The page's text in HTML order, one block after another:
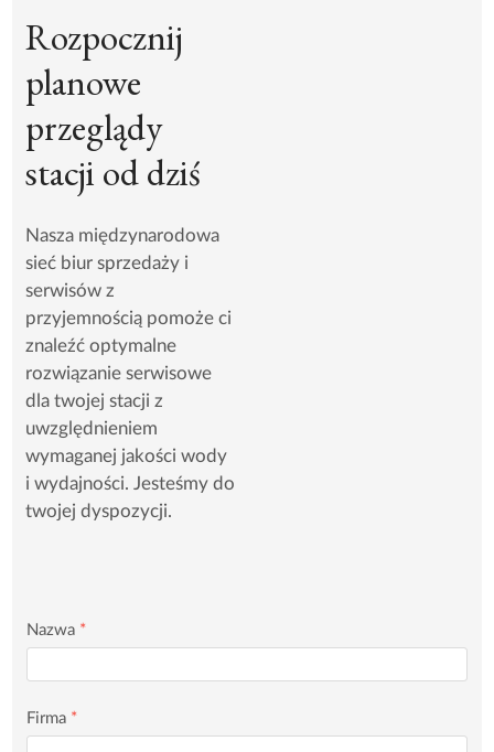
Rozpocznij
planowe
przeglądy
stacji od dziś
Nasza międzynarodowa
sieć biur sprzedaży i
serwisów z
przyjemnością pomoże ci
znaleźć optymalne
rozwiązanie serwisowe
dla twojej stacji z
uwzględnieniem
wymaganej jakości wody
i wydajności. Jesteśmy do
twojej dyspozycji.
Nazwa *
Firma *